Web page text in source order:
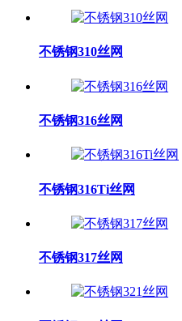
不锈钢310丝网
不锈钢316丝网
不锈钢316Ti丝网
不锈钢317丝网